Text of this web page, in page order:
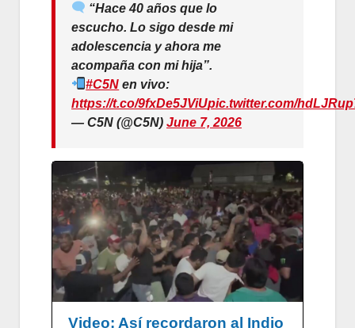
“Hace 40 años que lo
escucho. Lo sigo desde mi
adolescencia y ahora me
acompaña con mi hija”.
#C5N en vivo:
https://t.co/9fxDe5JViUpic.twitter.com/
— C5N (@C5N) June 7, 2026
Video: Así recordaron al Indio